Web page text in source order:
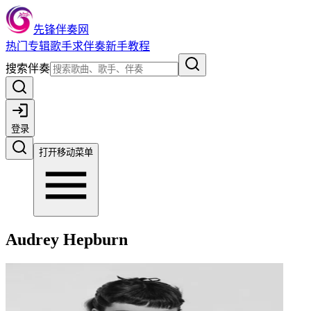
先锋伴奏网
热门 专辑歌手求伴奏新手教程
搜索伴奏
登录
打开移动菜单
Audrey Hepburn